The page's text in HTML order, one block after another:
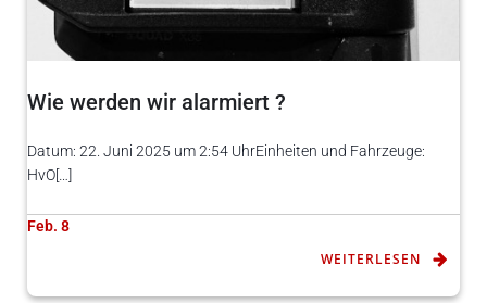
Wie werden wir alarmiert ?
Datum: 22. Juni 2025 um 2:54 UhrEinheiten und Fahrzeuge:
HvO[…]
Feb. 8
WEITERLESEN